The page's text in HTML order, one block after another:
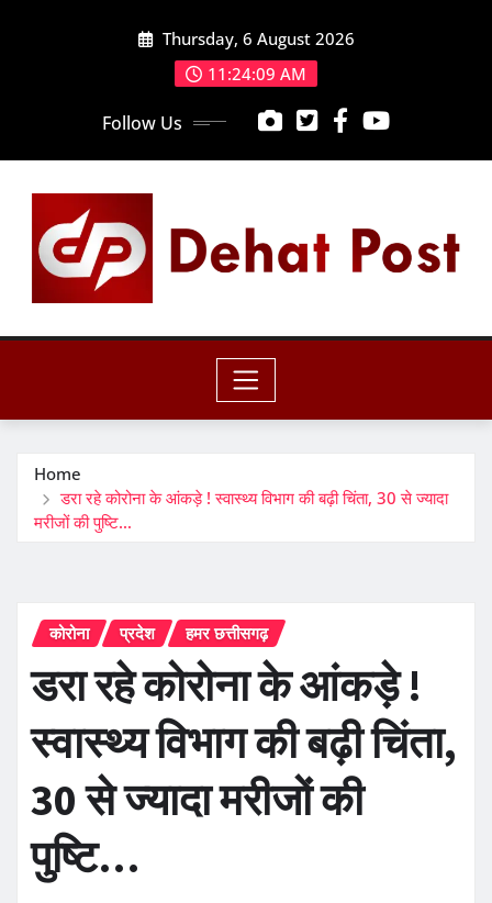
Thursday, 6 August 2026
11:24:10 AM
Follow Us
Home
डरा रहे कोरोना के आंकड़े ! स्वास्थ्य विभाग की बढ़ी चिंता, 30 से ज्यादा
मरीजों की पुष्टि…
कोरोना प्रदेश हमर छत्तीसगढ़
डरा रहे कोरोना के आंकड़े !
स्वास्थ्य विभाग की बढ़ी चिंता,
30 से ज्यादा मरीजों की
पुष्टि…